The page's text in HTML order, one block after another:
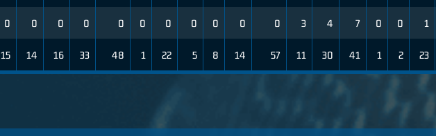
0 0 0 0 0 0 0 0 0 0 0 3 4 7 0 0 1
15 14 16 33 48 1 22 5 8 14 57 11 30 41 1 2 23